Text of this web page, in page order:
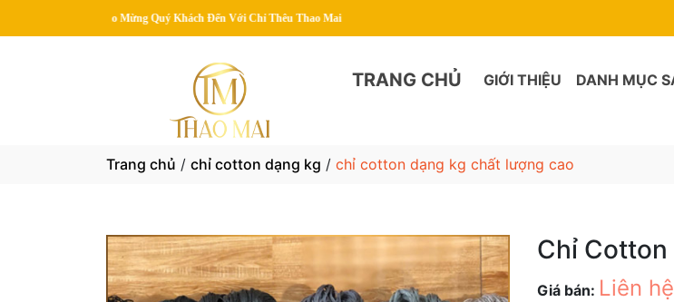
Quý Khách Đến Với Chỉ Thêu Thao Mai
TRANG CHỦ GIỚI THIỆU DANH MỤC
Trang chủ / chỉ cotton dạng kg / chỉ cotton dạng kg chất lượng cao
Chỉ Cotton
Giá bán: Liên hệ